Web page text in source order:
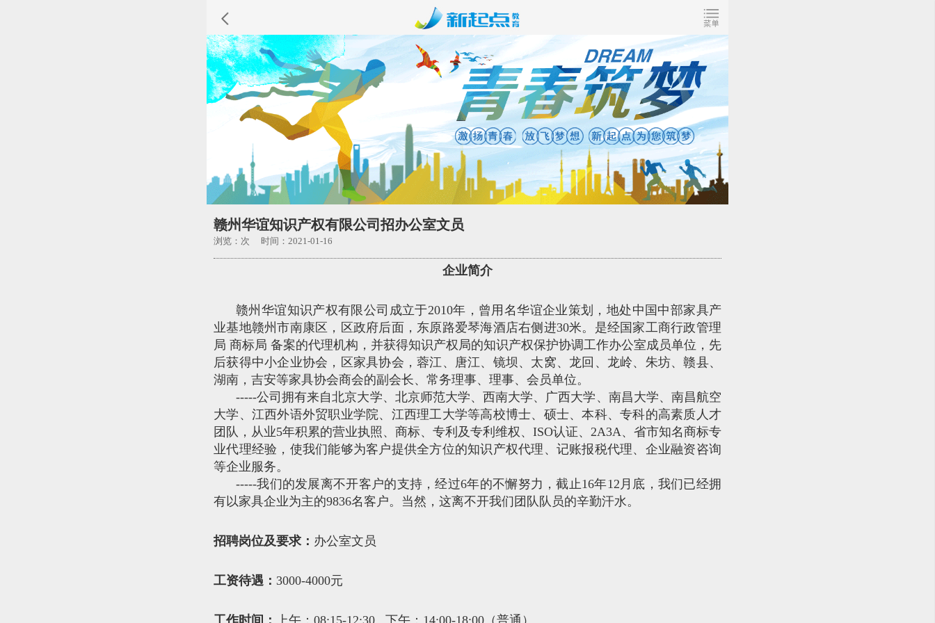
赣州华谊知识产权有限公司招办公室文员
浏览： 次 时间：2021-01-16
企业简介
赣州华谊知识产权有限公司成立于2010年，曾用名华谊企业策划，地处中国中部家具产
业基地赣州市南康区，区政府后面，东原路爱琴海酒店右侧进30米。是经国家工商行政管理
局 商标局 备案的代理机构，并获得知识产权局的知识产权保护协调工作办公室成员单位，先
后获得中小企业协会，区家具协会，蓉江、唐江、镜坝、太窝、龙回、龙岭、朱坊、赣县、
湖南，吉安等家具协会商会的副会长、常务理事、理事、会员单位。
-----公司拥有来自北京大学、北京师范大学、西南大学、广西大学、南昌大学、南昌航空
大学、江西外语外贸职业学院、江西理工大学等高校博士、硕士、本科、专科的高素质人才
团队，从业5年积累的营业执照、商标、专利及专利维权、ISO认证、2A3A、省市知名商标专
业代理经验，使我们能够为客户提供全方位的知识产权代理、记账报税代理、企业融资咨询
等企业服务。
-----我们的发展离不开客户的支持，经过6年的不懈努力，截止16年12月底，我们已经拥
有以家具企业为主的9836名客户。当然，这离不开我们团队队员的辛勤汗水。
招聘岗位及要求： 办公室文员
工资待遇： 3000-4000元
工作时间： 上午：08:15-12:30 下午：14:00-18:00（普通）